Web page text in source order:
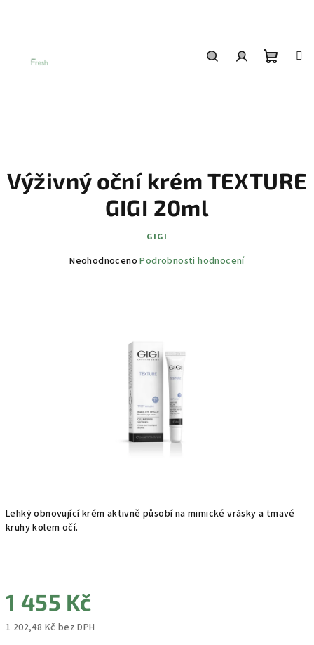
Lehký obnovující krém aktivně působí na mimické vrásky a tmavé
kruhy kolem očí.
1 455 Kč
1 202,48 Kč bez DPH
Výživný oční krém TEXTURE
GIGI 20ml
GIGI
Průměrné
Neohodnoceno Podrobnosti hodnocení